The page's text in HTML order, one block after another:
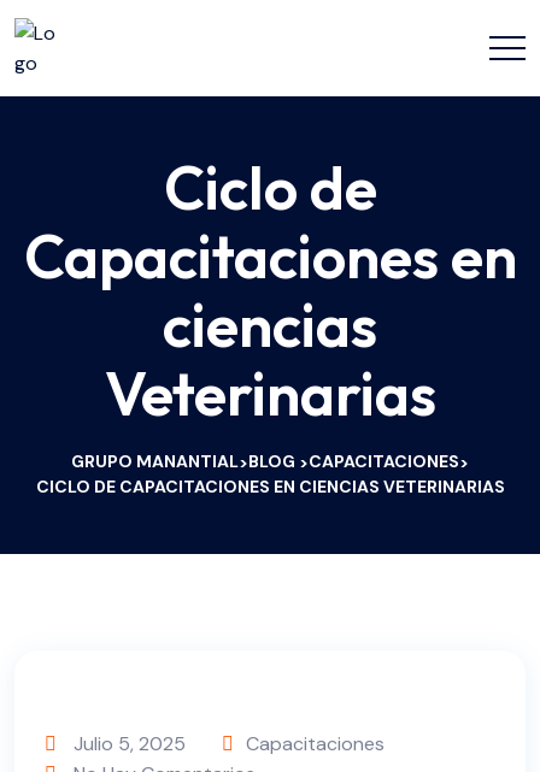
Ciclo de
Capacitaciones en
ciencias
Veterinarias
GRUPO MANANTIAL>BLOG >CAPACITACIONES>
CICLO DE CAPACITACIONES EN CIENCIAS VETERINARIAS
Julio 5, 2025
Capacitaciones